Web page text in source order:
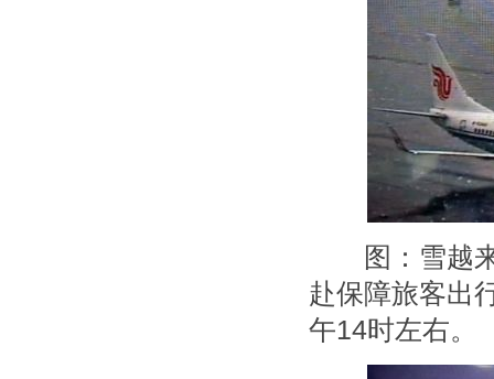
图：雪越来
赴保障旅客出
午14时左右。